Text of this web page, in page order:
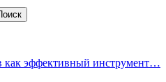
как эффективный инструмент…